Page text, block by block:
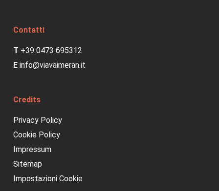
Contatti
T +39 0473 695312
E info@viavaimeran.it
Credits
Privacy Policy
Cookie Policy
Impressum
Sitemap
Impostazioni Cookie